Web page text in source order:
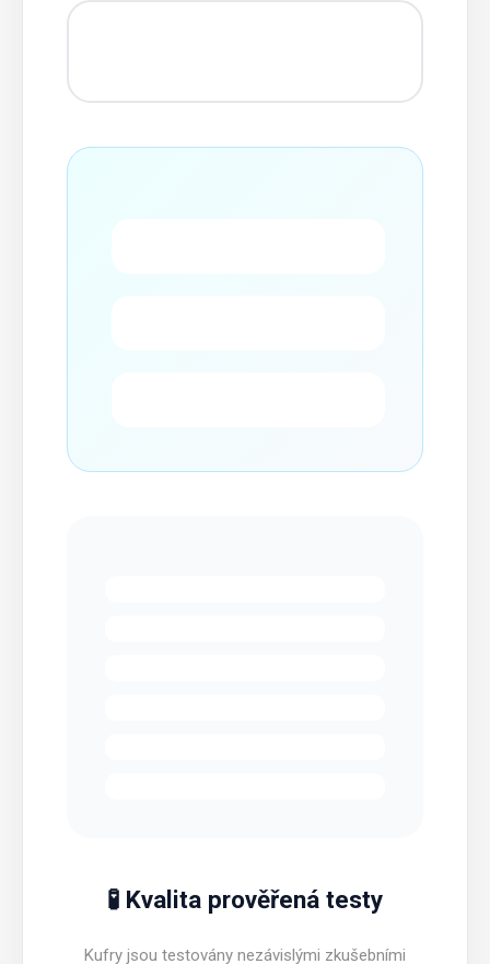
🧪 Kvalita prověřená testy
Kufry jsou testovány nezávislými zkušebními